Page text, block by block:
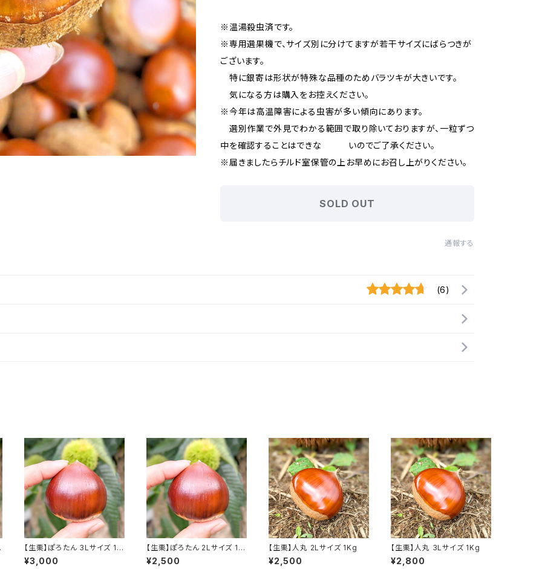
※温湯殺虫済です。
※専用選果機で、サイズ別に分けてますが若干サイズにばらつきが
ございます。
特に銀寄は形状が特殊な品種のためバラツキが大きいです。
気になる方は購入をお控えください。
※今年は高温障害による虫害が多い傾向にあります。
選別作業で外見でわかる範囲で取り除いておりますが、一粒ずつ
中を確認することはできな いのでご了承ください。
※届きましたらチルド室保管の上お早めにお召し上がりください。
SOLD OUT
通報する
(6)
【生栗】ぽろたん 3Lサイズ 1K
g
¥3,000
【生栗】ぽろたん 2Lサイズ 1K
g
¥2,500
【生栗】人丸 2Lサイズ 1Kg
¥2,500
【生栗】人丸 3Lサイズ 1Kg
¥2,800